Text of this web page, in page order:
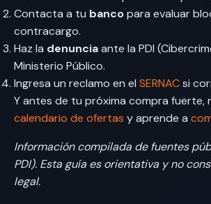
Contacta a tu bancopara evaluar
contracargo.
Haz la denunciaante la PDI
Ministerio Público.
Ingresa un reclamo en el SERNACsi
Y antes de tu próxima compra fuerte,
calendario de ofertas y aprende a
Información compilada de fuentes
PDI). Esta guía es orientativa y no
legal.